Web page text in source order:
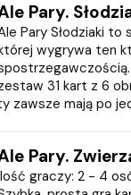
Pary.
Pary Słodziaki to
wygrywa ten
31 kart z 6
zawsze mają po
Pary.
graczy: 2 - 4